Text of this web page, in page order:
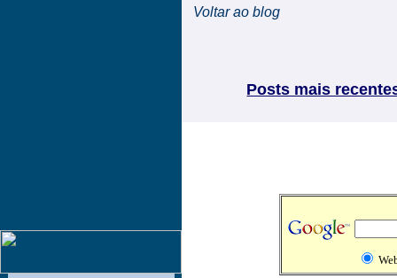
Voltar ao blog
Posts mais